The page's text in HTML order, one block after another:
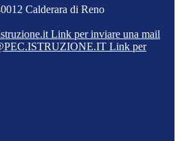
Calderara di Reno
Link per inviare una mail
Link per